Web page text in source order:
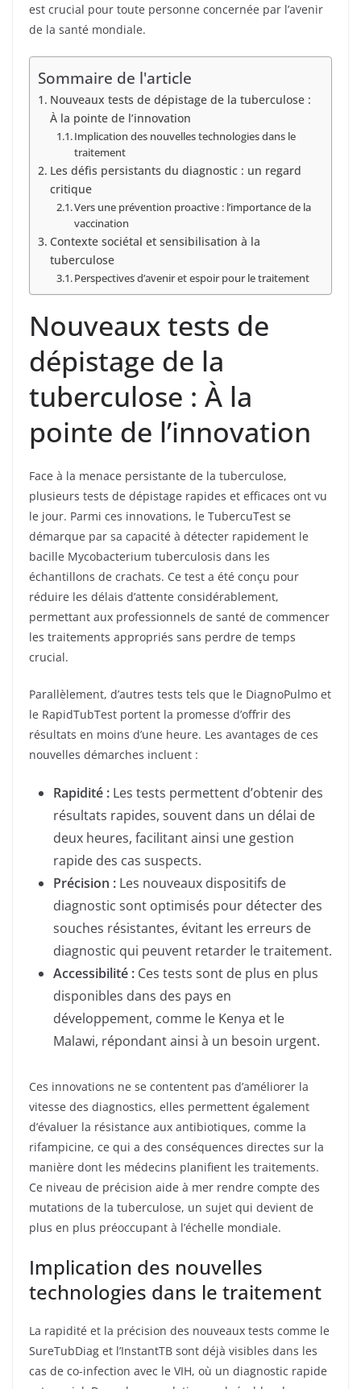
est crucial pour toute personne concernée par l’avenir
de la santé mondiale.
Sommaire de l'article
Nouveaux tests de dépistage de la tuberculose :
À la pointe de l’innovation
Implication des nouvelles technologies dans le
traitement
Les défis persistants du diagnostic : un regard
critique
Vers une prévention proactive : l’importance de la
vaccination
Contexte sociétal et sensibilisation à la
tuberculose
Perspectives d’avenir et espoir pour le traitement
Nouveaux tests de
dépistage de la
tuberculose : À la
pointe de l’innovation
Face à la menace persistante de la tuberculose,
plusieurs tests de dépistage rapides et efficaces ont vu
le jour. Parmi ces innovations, le TubercuTest se
démarque par sa capacité à détecter rapidement le
bacille Mycobacterium tuberculosis dans les
échantillons de crachats. Ce test a été conçu pour
réduire les délais d’attente considérablement,
permettant aux professionnels de santé de commencer
les traitements appropriés sans perdre de temps
crucial.
Parallèlement, d’autres tests tels que le DiagnoPulmo et
le RapidTubTest portent la promesse d’offrir des
résultats en moins d’une heure. Les avantages de ces
nouvelles démarches incluent :
Rapidité : Les tests permettent d’obtenir des
résultats rapides, souvent dans un délai de
deux heures, facilitant ainsi une gestion
rapide des cas suspects.
Précision : Les nouveaux dispositifs de
diagnostic sont optimisés pour détecter des
souches résistantes, évitant les erreurs de
diagnostic qui peuvent retarder le traitement.
Accessibilité : Ces tests sont de plus en plus
disponibles dans des pays en
développement, comme le Kenya et le
Malawi, répondant ainsi à un besoin urgent.
Ces innovations ne se contentent pas d’améliorer la
vitesse des diagnostics, elles permettent également
d’évaluer la résistance aux antibiotiques, comme la
rifampicine, ce qui a des conséquences directes sur la
manière dont les médecins planifient les traitements.
Ce niveau de précision aide à mer rendre compte des
mutations de la tuberculose, un sujet qui devient de
plus en plus préoccupant à l’échelle mondiale.
Implication des nouvelles
technologies dans le traitement
La rapidité et la précision des nouveaux tests comme le
SureTubDiag et l’InstantTB sont déjà visibles dans les
cas de co-infection avec le VIH, où un diagnostic rapide